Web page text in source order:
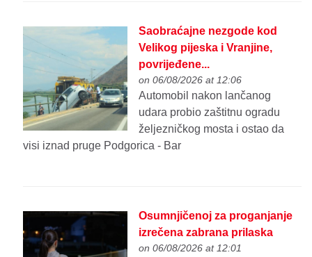
Saobraćajne nezgode kod
Velikog pijeska i Vranjine,
povrijeđene...
on 06/08/2026 at 12:06
Automobil nakon lančanog
udara probio zaštitnu ogradu
željezničkog mosta i ostao da
visi iznad pruge Podgorica - Bar
Osumnjičenoj za proganjanje
izrečena zabrana prilaska
on 06/08/2026 at 12:01